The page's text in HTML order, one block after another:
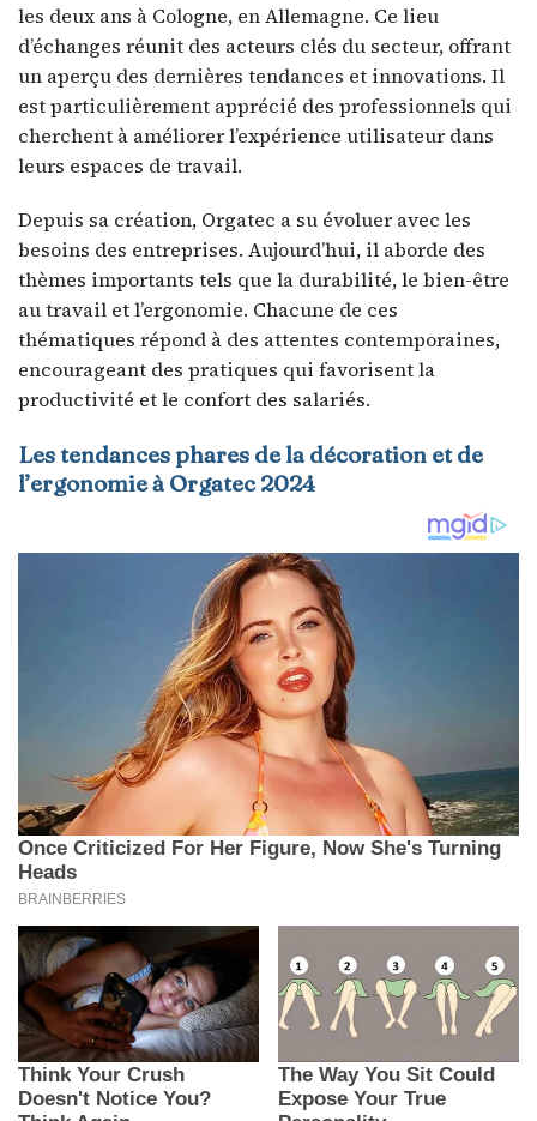
les deux ans à Cologne, en Allemagne. Ce lieu
d’échanges réunit des acteurs clés du secteur, offrant
un aperçu des dernières tendances et innovations. Il
est particulièrement apprécié des professionnels qui
cherchent à améliorer l’expérience utilisateur dans
leurs espaces de travail.
Depuis sa création, Orgatec a su évoluer avec les
besoins des entreprises. Aujourd’hui, il aborde des
thèmes importants tels que la durabilité, le bien-être
au travail et l’ergonomie. Chacune de ces
thématiques répond à des attentes contemporaines,
encourageant des pratiques qui favorisent la
productivité et le confort des salariés.
Les tendances phares de la décoration et de
l’ergonomie à Orgatec 2024